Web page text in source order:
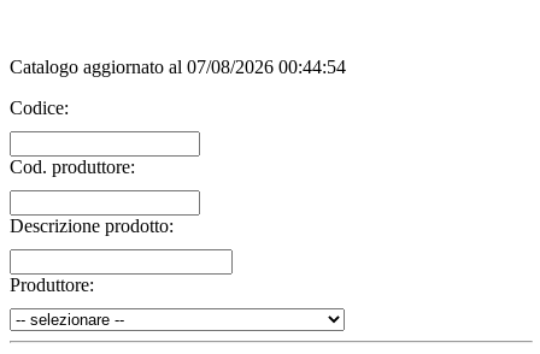
Catalogo aggiornato al 07/08/2026 00:44:54
Codice:
Cod. produttore:
Descrizione prodotto:
Produttore: